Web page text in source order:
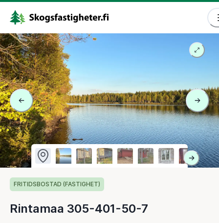
FRITIDSBOSTAD (FASTIGHET)
Rintamaa 305-401-50-7